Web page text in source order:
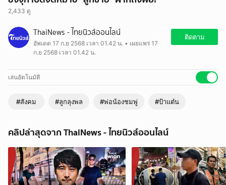
2,433 ดู
“ป๋าแต๋น” งานเข้าแล้ว! ล่าสุดเข้าเยี่ยม “ลุงพล”ไม่ได้! ยิ่งจุก เปิดจดหมาย
“ลูกชาย” ฝากถึงพ่อ!
ThaiNews - ไทยนิวส์ออนไลน์
อัพเดต 17 ก.ย 2568 เวลา 01.42 น. • เผยแพร่ 17
ก.ย 2568 เวลา 01.42 น.
ติดตาม
เล่นอัตโนมัติ
#สังคม #ลูกลุงพล #พ่อน้องชมพู่ #ป้าแต๋น
คลิปล่าสุดจาก ThaiNews - ไทยนิวส์ออนไลน์